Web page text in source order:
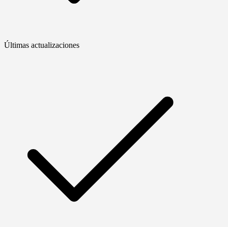
Últimas actualizaciones